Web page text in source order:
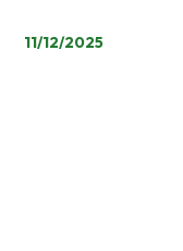
11/12/2025